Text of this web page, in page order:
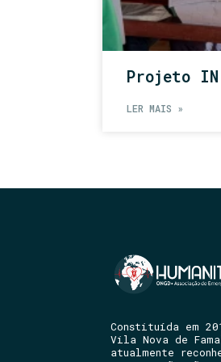
Projeto
LER MAIS »
Constituída em
Vila Nova de
atualmente